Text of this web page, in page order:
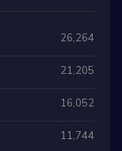
26,264
21,205
16,052
11,744